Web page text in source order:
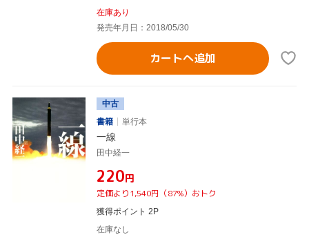
在庫あり
発売年月日：2018/05/30
カートへ追加
中古
書籍
単行本
一線
田中経一
¥220円
定価より1,540円（87%）おトク
獲得ポイント 2P
在庫なし